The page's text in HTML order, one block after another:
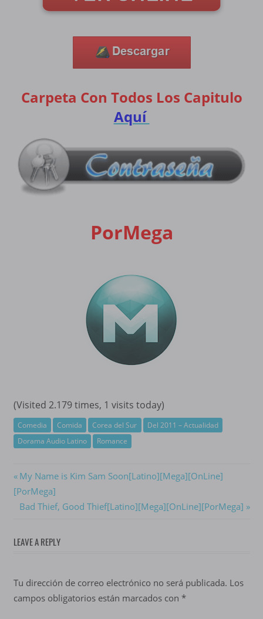
Carpeta Con Todos Los Capitulo
Aquí
PorMega
(Visited 2.179 times, 1 visits today)
Comedia Comida Corea del Sur
Del 2011 – Actualidad
Dorama Audio Latino
Romance
Navegación
de
Previous
Post:
My Name is Kim Sam Soon[Latino][Mega][OnLine]
[PorMega]
Next
Bad Thief, Good Thief[Latino][Mega][OnLine][PorMega]
LEAVE A REPLY
Tu dirección de correo electrónico no será publicada. Los
campos obligatorios están marcados con *